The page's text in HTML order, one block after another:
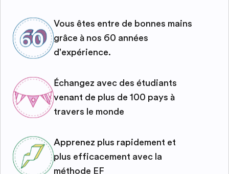
Vous êtes entre de bonnes mains
grâce à nos 60 années
d'expérience.
Échangez avec des étudiants
venant de plus de 100 pays à
travers le monde
Apprenez plus rapidement et
plus efficacement avec la
méthode EF